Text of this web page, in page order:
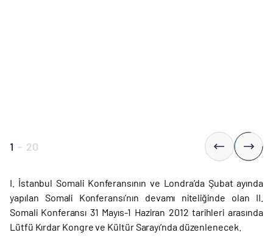
1 - 20
I. İstanbul Somali Konferansının ve Londra’da Şubat ayında
yapılan Somali Konferansı’nın devamı niteliğinde olan II.
Somali Konferansı 31 Mayıs-1 Haziran 2012 tarihleri arasında
Lütfü Kırdar Kongre ve Kültür Sarayı’nda düzenlenecek.